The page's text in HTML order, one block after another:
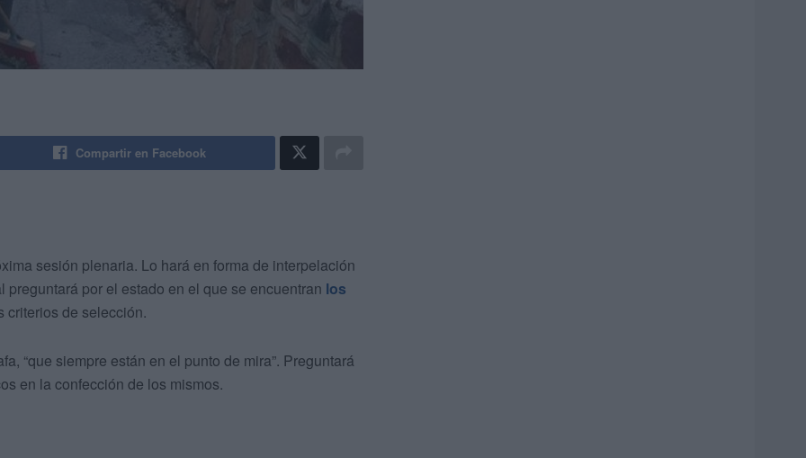
Compartir en Facebook
sesión plenaria. Lo hará en forma de interpelación
por el estado en el que se encuentran los
criterios de selección.
“que siempre están en el punto de mira”. Preguntará
en la confección de los mismos.